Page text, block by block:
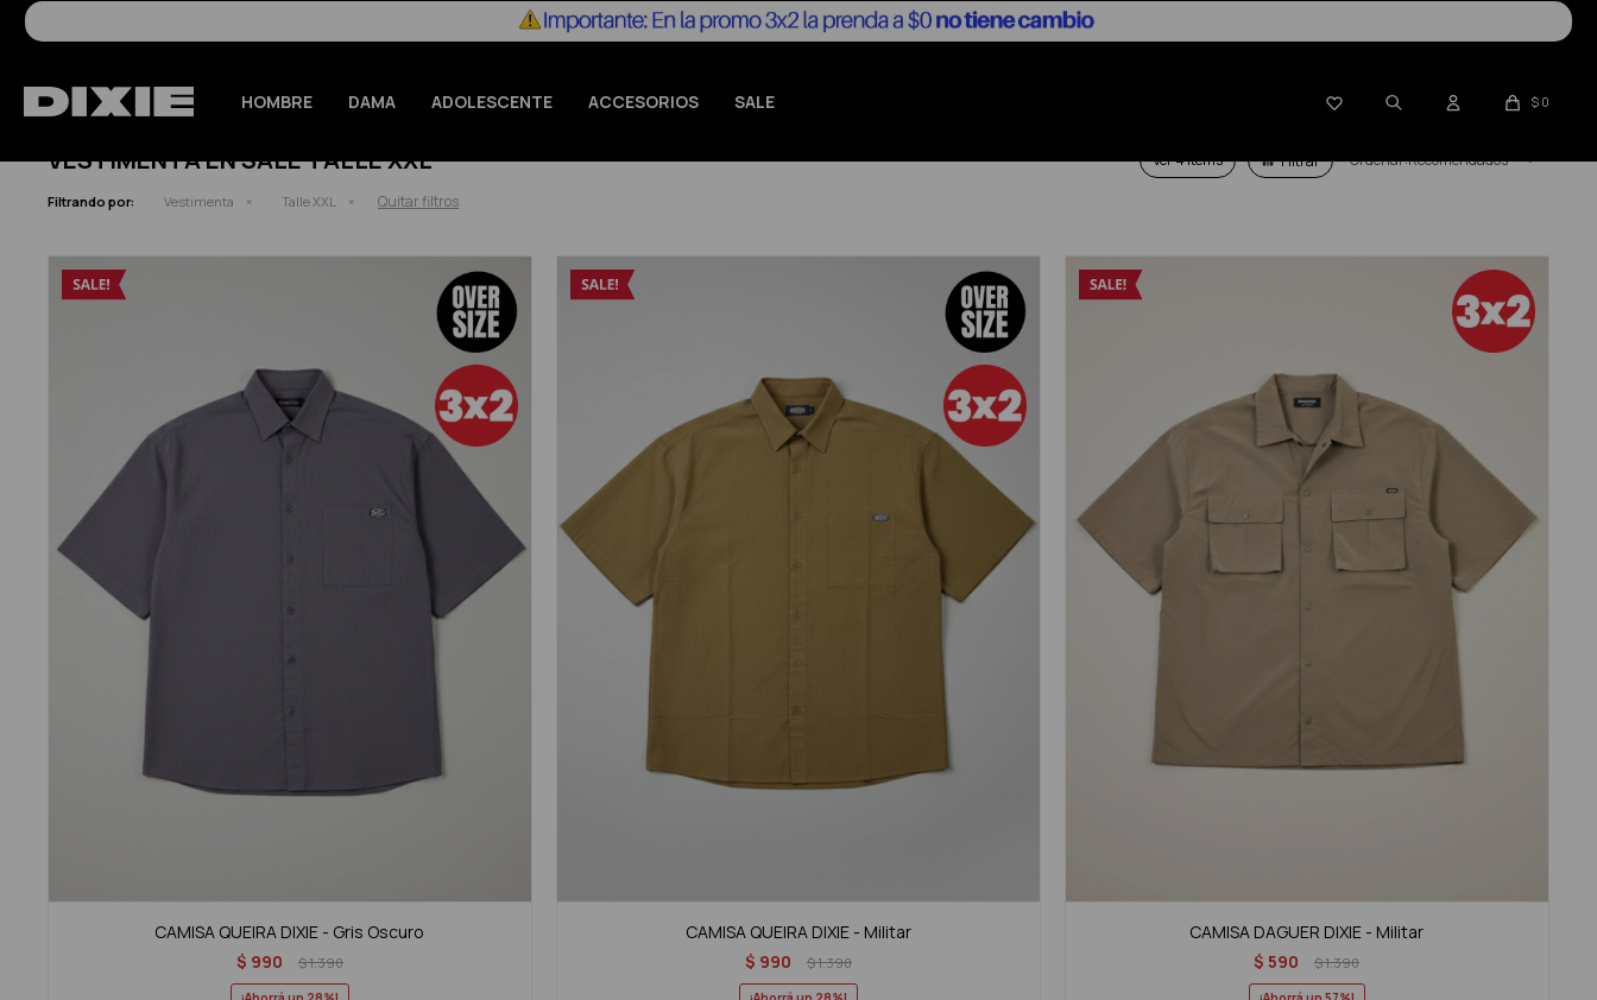
HOMBRE DAMA ADOLESCENTE ACCESORIOS SALE  $ 0
VESTIMENTA EN SALE TALLE XXL Ver Recomendados
Filtrando por: Vestimenta Talle XXL Quitar filtros
CAMISA QUEIRA DIXIE - Gris Oscuro
$ 990 $1.390
CAMISA QUEIRA DIXIE - Militar
$ 990 $1.390
CAMISA DAGUER DIXIE - Militar
$ 590 $1.390